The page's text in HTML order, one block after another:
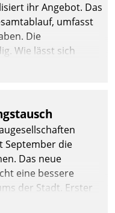
ihr Angebot. Das
umfasst
Die
Wie lässt sich
zugleich Freiraum
September die
Das neue
eine bessere
der Stadt. Erster
API-Hub mit